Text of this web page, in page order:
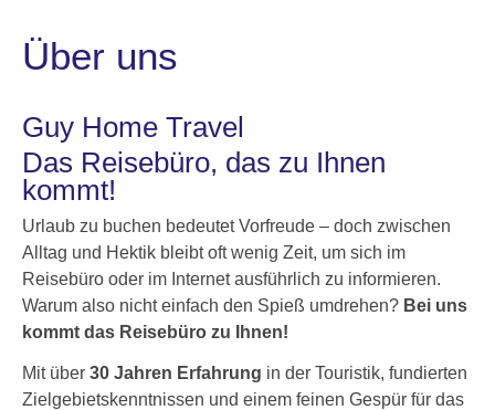
Über uns
Guy Home Travel
Das Reisebüro, das zu Ihnen
kommt!
Urlaub zu buchen bedeutet Vorfreude – doch zwischen
Alltag und Hektik bleibt oft wenig Zeit, um sich im
Reisebüro oder im Internet ausführlich zu informieren.
Warum also nicht einfach den Spieß umdrehen? Bei uns
kommt das Reisebüro zu Ihnen!
Mit über 30 Jahren Erfahrung in der Touristik, fundierten
Zielgebietskenntnissen und einem feinen Gespür für das